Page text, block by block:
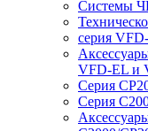
Системы
серия
VFD-EL и
Серия
Серия